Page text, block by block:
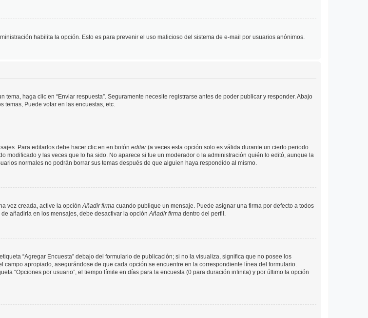
habilita la opción. Esto es para prevenir el uso malicioso del sistema de e-mail por usuarios anónimos.
haga clic en “Enviar respuesta”. Seguramente necesite registrarse antes de poder publicar y responder. Abajo
temas, Puede votar en las encuestas, etc.
Para editarlos debe hacer clic en en botón editar(a veces esta opción solo es válida durante un cierto periodo
modificado y las veces que lo ha sido. No aparece si fue un moderador o la administración quién lo editó, aunque la
normales no podrán borrar sus temas después de que alguien haya respondido al mismo.
vez creada, active la opciónAñadir firma cuando publique un mensaje. Puede asignar una firma por defecto a todos
añadirla en los mensajes, debe desactivar la opciónAñadir firma dentro del perfil.
“Agregar Encuesta” debajo del formulario de publicación; si no la visualiza, significa que no posee los
apropiado, asegurándose de que cada opción se encuentre en la correspondiente línea del formulario.
“Opciones por usuario”, el tiempo límite en días para la encuesta (0 para duración infinita) y por último la opción